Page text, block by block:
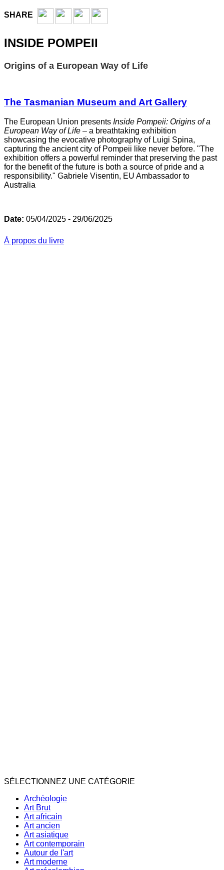
SHARE
INSIDE POMPEII
Origins of a European Way of Life
The Tasmanian Museum and Art Gallery
The European Union presents Inside Pompeii: Origins of a
European Way of Life – a breathtaking exhibition
showcasing the evocative photography of Luigi Spina,
capturing the ancient city of Pompeii like never before. "The
exhibition offers a powerful reminder that preserving the past
for the benefit of the future is both a source of pride and a
responsibility." Gabriele Visentin, EU Ambassador to
Australia
Date: 05/04/2025 - 29/06/2025
À propos du livre
SÉLECTIONNEZ UNE CATÉGORIE
Archéologie
Art Brut
Art africain
Art ancien
Art asiatique
Art contemporain
Autour de l'art
Art moderne